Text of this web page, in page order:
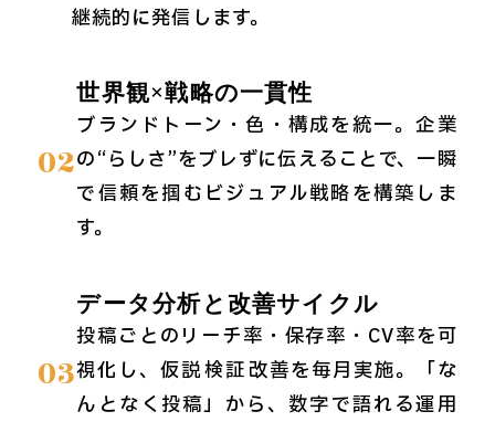
継続的に発信します。
02
世界観×戦略の一貫性
ブランドトーン・色・構成を統一。企業
の“らしさ”をブレずに伝えることで、一瞬
で信頼を掴むビジュアル戦略を構築しま
す。
03
データ分析と改善サイクル
投稿ごとのリーチ率・保存率・CV率を可
視化し、仮説→検証→改善を毎月実施。「な
んとなく投稿」から、数字で語れる運用